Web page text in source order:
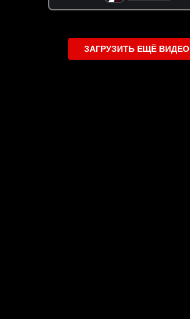
ЗАГРУЗИТЬ ЕЩЁ ВИДЕО